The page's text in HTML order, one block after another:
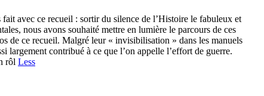
avec ce recueil : sortir du silence de l’Histoire le fabuleux et
nous avons souhaité mettre en lumière le parcours de ces
de ce recueil. Malgré leur « invisibilisation » dans les manuels
largement contribué à ce que l’on appelle l’effort de guerre.
rôl Less